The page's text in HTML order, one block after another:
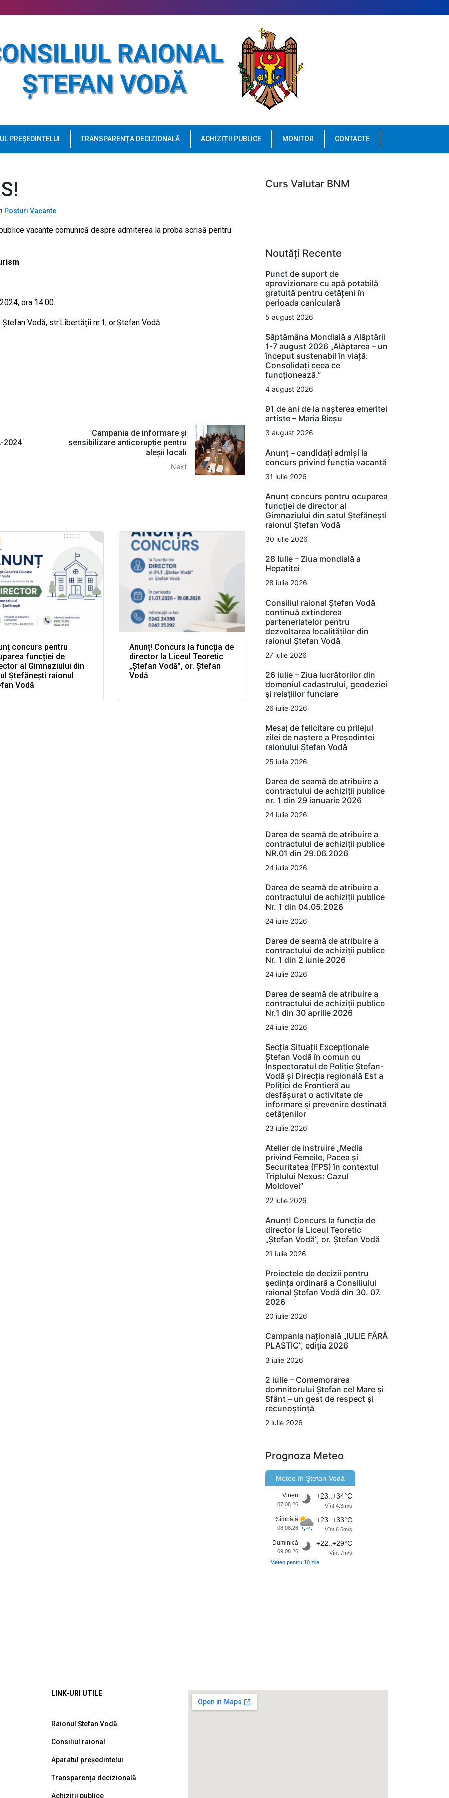
PREȘEDINTELUI TRANSPARENȚA DECIZIONALĂ ACHIZIȚII PUBLICE MONITOR CONTACTE
Posturi Vacante
vacante comunică despre admiterea la proba scrisă pentru
ora 14:00.
Vodă, str.Libertății nr.1, or.Ștefan Vodă
2024
Campania de informare și
sensibilizare anticorupție pentru
aleșii locali
Next
concurs pentru
funcției de
al Gimnaziului din
Ștefănești raionul
Vodă
Anunț! Concurs la funcția de
director la Liceul Teoretic
„Ștefan Vodă”, or. Ștefan
Vodă
Curs Valutar BNM
Noutăți Recente
Punct de suport de
aprovizionare cu apă potabilă
gratuită pentru cetățeni în
perioada caniculară
5 august 2026
Săptămâna Mondială a Alăptării
1-7 august 2026 „Alăptarea – un
început sustenabil în viață:
Consolidați ceea ce
funcționează.”
4 august 2026
91 de ani de la nașterea emeritei
artiste – Maria Bieșu
3 august 2026
Anunț – candidați admiși la
concurs privind funcția vacantă
31 iulie 2026
Anunț concurs pentru ocuparea
funcției de director al
Gimnaziului din satul Ștefănești
raionul Ștefan Vodă
30 iulie 2026
28 Iulie – Ziua mondială a
Hepatitei
28 iulie 2026
Consiliul raional Ștefan Vodă
continuă extinderea
parteneriatelor pentru
dezvoltarea localităților din
raionul Ștefan Vodă
27 iulie 2026
26 iulie – Ziua lucrătorilor din
domeniul cadastrului, geodeziei
și relațiilor funciare
26 iulie 2026
Mesaj de felicitare cu prilejul
zilei de naștere a Președintei
raionului Ștefan Vodă
25 iulie 2026
Darea de seamă de atribuire a
contractului de achiziții publice
nr. 1 din 29 ianuarie 2026
24 iulie 2026
Darea de seamă de atribuire a
contractului de achiziții publice
NR.01 din 29.06.2026
24 iulie 2026
Darea de seamă de atribuire a
contractului de achiziții publice
Nr. 1 din 04.05.2026
24 iulie 2026
Darea de seamă de atribuire a
contractului de achiziții publice
Nr. 1 din 2 iunie 2026
24 iulie 2026
Darea de seamă de atribuire a
contractului de achiziții publice
Nr.1 din 30 aprilie 2026
24 iulie 2026
Secția Situații Excepționale
Ștefan Vodă în comun cu
Inspectoratul de Poliție Ștefan-
Vodă și Direcția regională Est a
Poliției de Frontieră au
desfășurat o activitate de
informare și prevenire destinată
cetățenilor
23 iulie 2026
Atelier de instruire „Media
privind Femeile, Pacea și
Securitatea (FPS) în contextul
Triplului Nexus: Cazul
Moldovei”
22 iulie 2026
Anunț! Concurs la funcția de
director la Liceul Teoretic
„Ștefan Vodă”, or. Ștefan Vodă
21 iulie 2026
Proiectele de decizii pentru
ședința ordinară a Consiliului
raional Ștefan Vodă din 30. 07.
2026
20 iulie 2026
Campania națională „IULIE FĂRĂ
PLASTIC”, ediția 2026
3 iulie 2026
2 iulie – Comemorarea
domnitorului Ștefan cel Mare și
Sfânt – un gest de respect și
recunoștință
2 iulie 2026
Prognoza Meteo
Meteo în Ştefan-Vodă
Vineri
07.08.26
+23..+34°C
Vînt 4.3m/s
Sîmbătă
08.08.26
+23..+33°C
Vînt 6.5m/s
Duminică
09.08.26
+22..+29°C
Vînt 7m/s
Meteo pentru 10 zile
LINK-URI UTILE
Raionul Ștefan Vodă
Consiliul raional
Aparatul președintelui
Transparența decizională
Achiziții publice